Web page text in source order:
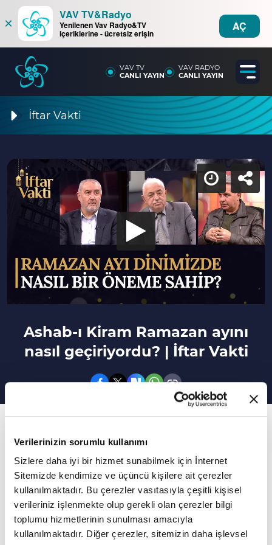
Verilerinizin sorumlu kullanımı
Sizlere daha iyi bir hizmet sunabilmek için İnternet
Sitemizde kendimize ve üçüncü kişilere ait çerezler
kullanılmaktadır. Bu çerezler vasıtasıyla çeşitli kişisel
verileriniz işlenmekte olup gerekli olan çerezler bilgi
toplumu hizmetlerinin sunulması amacıyla
kullanılmaktadır. Diğer çerezler, sitemizin daha işlevsel
×
VAV TV&Radyo
Yenilenen Vav Radyo&TV
içeriklerine - ücretsiz erişin
AÇ
VAV TV
CANLI YAYIN
VAV RADYO
CANLI YAYIN
İftar Vakti
Ashab-ı Kiram Ramazan ayını
nasıl geçiriyordu? | İftar Vakti
Ramazan ayı dinimizde nasıl bir öneme sahip?
Mustafa Akgül'ün sunumuyla gerçekleşen İftar
Vakti programına Prof. Dr. Adem Apak ve Prof.
Dr. Yusuf Ziya Keskin konuk oldu.
Daha Fazla Göster